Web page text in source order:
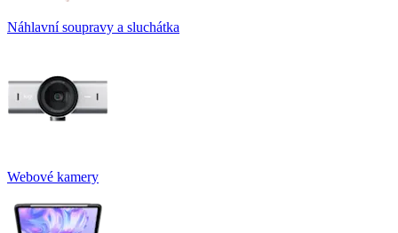
Náhlavní soupravy a sluchátka
Webové kamery